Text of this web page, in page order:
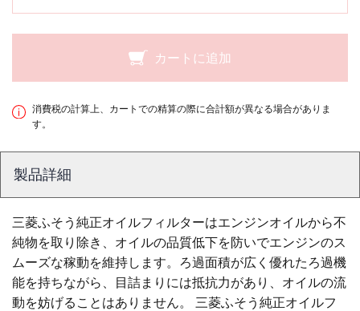
カートに追加
消費税の計算上、カートでの精算の際に合計額が異なる場合がありま
す。
製品詳細
三菱ふそう純正オイルフィルターはエンジンオイルから不
純物を取り除き、オイルの品質低下を防いでエンジンのス
ムーズな稼動を維持します。ろ過面積が広く優れたろ過機
能を持ちながら、目詰まりには抵抗力があり、オイルの流
動を妨げることはありません。 三菱ふそう純正オイルフ